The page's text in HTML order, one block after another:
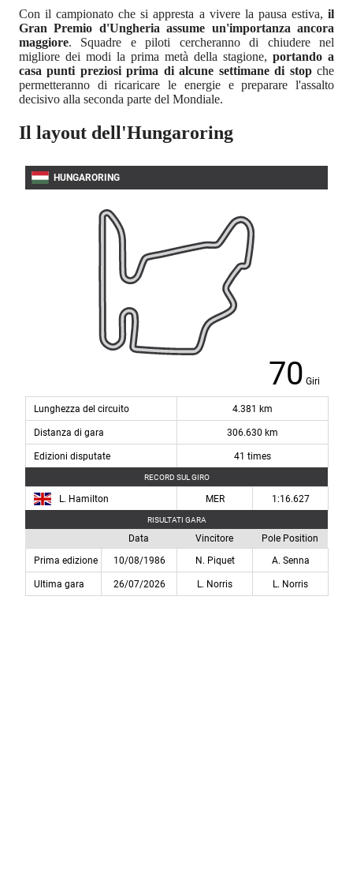
Con il campionato che si appresta a vivere la pausa estiva, il
Gran Premio d'Ungheria assume un'importanza ancora
maggiore. Squadre e piloti cercheranno di chiudere nel
migliore dei modi la prima metà della stagione, portando a
casa punti preziosi prima di alcune settimane di stopche
permetteranno di ricaricare le energie e preparare l'assalto
decisivo alla seconda parte del Mondiale.
Il layout dell'Hungaroring